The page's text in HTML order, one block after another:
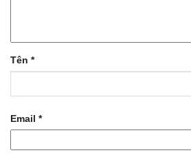
Tên *
Email *